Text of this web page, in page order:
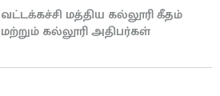
வட்டக்கச்சி மத்திய கல்லூரி கீதம்
மற்றும் கல்லூரி அதிபர்கள்